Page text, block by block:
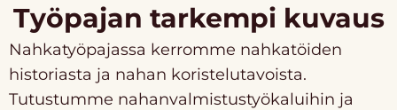
Työpajan tarkempi kuvaus
Nahkatyöpajassa kerromme nahkatöiden
historiasta ja nahan koristelutavoista.
Tutustumme nahanvalmistustyökaluihin ja